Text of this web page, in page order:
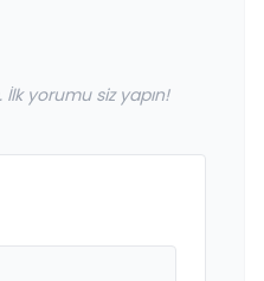
yorumu siz yapın!